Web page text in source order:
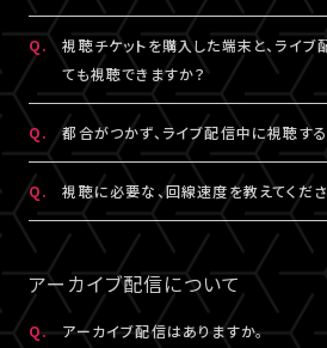
なスペースを入れると認証されません
5.キーボードのNum Lock（ナムロック
ノートパソコンをご利用の方は、Num
ってください。
用ください。
3.全て半角英数で入力できていますか？
必ず半角数字でご入力ください。全角
ん。
4.スペースが入っていませんか？
入力の際、前後にスペースが入ってい
なスペースを入れると認証されませんの
5.キーボードのNum Lock（ナムロック
ノートパソコンをご利用の方は、Num
面サイズに戻ります。
A.
視聴ページの動画配信プレイヤーがミ
いかをご確認ください。
また、ご利用の端末がマナーモードに
小さくなっていないかをご確認ください。
Q.
視聴チケットを購入した端末と、ライ
ても視聴できますか？
A.
視聴チケットをご購入いただいた際と同
パスワードでログインいただければ、
けます。
ライブ配信を視聴する端末が推奨環境
事前にサンプル動画の映像と音声が正
認ください。
Q. 都合がつかず、ライブ配信中に視聴す
A.
アーカイブ配信がある場合は、視聴チケ
視聴いただけます。
公演によってはアーカイブ配信のみの
購入が可能です。券種や決済方法によ
が異なります。
Q. 視聴に必要な、回線速度を教えてくださ
LIVESHIPの配信をより良い画質でご覧
ットの安定した接続速度 (以下の表を
とをお勧めします。
アーカイブ配信について
Q. アーカイブ配信はありますか。